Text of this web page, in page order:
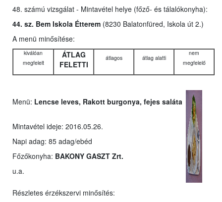
48. számú vizsgálat - Mintavétel helye (főző- és tálalókonyha):
44. sz. Bem Iskola Étterem (8230 Balatonfüred, Iskola út 2.)
A menü minősítése:
kiválóan
megfelelt
ÁTLAG
FELETTI
átlagos átlag alatti
nem
megfelelő
Menü: Lencse leves, Rakott burgonya, fejes saláta
Mintavétel ideje: 2016.05.26.
Napi adag: 85 adag/ebéd
Főzőkonyha: BAKONY GASZT Zrt.
u.a.
Részletes érzékszervi minősítés: